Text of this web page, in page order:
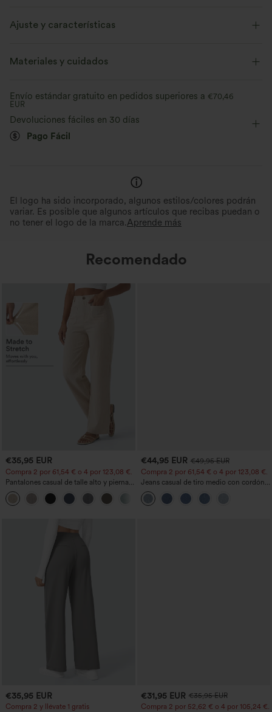
comodidad de la ropa deportiva. Halara Flex™ Denim te da la
elasticidad y suavidad con la que podrás moverte sin límites.
Elástico en cuatro direcciones
Cómodo como unos leggings
Ajuste y características
Cintura plana Con bolsillos
Largo 7/8
Materiales y cuidados
Envío estándar gratuito en pedidos superiores a €70,46
EUR
Devoluciones fáciles en 30 días
Pago Fácil
El logo ha sido incorporado, algunos estilos/colores podrán
variar. Es posible que algunos artículos que recibas puedan o
no tener el logo de la marca.Aprende más
Recomendado
€35,95 EUR
Compra 2 por 61,54 € o 4 por 123,08 €.
Pantalones casual de talle alto y pierna
recta con tacto de lino y bolsillos
+5
€44,95 EUR €49,95 EUR
Compra 2 por 61,54 € o 4 por 123,08 €.
Jeans casual de tiro medio con cordón y
bolsillos
€35,95 EUR
Compra 2 y llévate 1 gratis
€31,95 EUR €35,95 EUR
Compra 2 por 52,62 € o 4 por 105,24 €.